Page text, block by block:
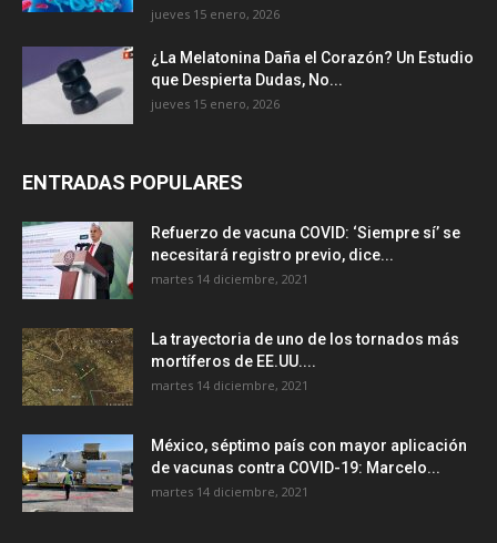
jueves 15 enero, 2026
¿La Melatonina Daña el Corazón? Un Estudio
que Despierta Dudas, No...
jueves 15 enero, 2026
ENTRADAS POPULARES
Refuerzo de vacuna COVID: ‘Siempre sí’ se
necesitará registro previo, dice...
martes 14 diciembre, 2021
La trayectoria de uno de los tornados más
mortíferos de EE.UU....
martes 14 diciembre, 2021
México, séptimo país con mayor aplicación
de vacunas contra COVID-19: Marcelo...
martes 14 diciembre, 2021